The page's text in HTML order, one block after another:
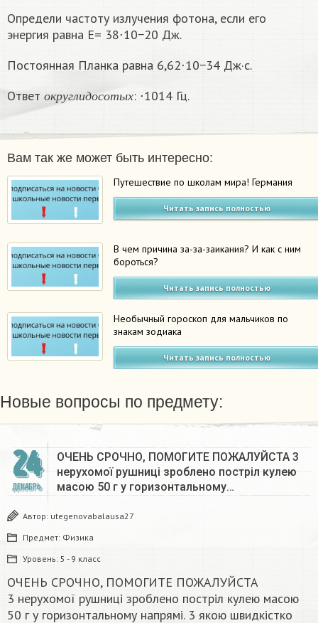
Определи частоту излучения фотона, если его
энергия равна E= 38⋅10−20 Дж.
Постоянная Планка равна 6,62⋅10−34 Дж·с.
Ответ
о кр у гл и д о с о т ых
ид : ⋅1014 Гц.
Вам так же может быть интересно:
Путешествие по школам мира! Германия
Читать запись полностью
В чем причина за-за-заикания? И как с ним
бороться?
Читать запись полностью
Необычный гороскоп для мальчиков по
знакам зодиака
Читать запись полностью
Новые вопросы по предмету:
24
ДЕКАБРЬ
ОЧЕНЬ СРОЧНО, ПОМОГИТЕ ПОЖАЛУЙСТА 3
нерухомої рушниці зроблено постріл кулею
масою 50 г у горизонтальному…
Автор: utegenovabalausa27
Предмет: Физика
Уровень: 5 - 9 класс
ОЧЕНЬ СРОЧНО, ПОМОГИТЕ ПОЖАЛУЙСТА
3 нерухомої рушниці зроблено постріл кулею масою
50 г у горизонтальному напрямі. 3 якою швидкістко